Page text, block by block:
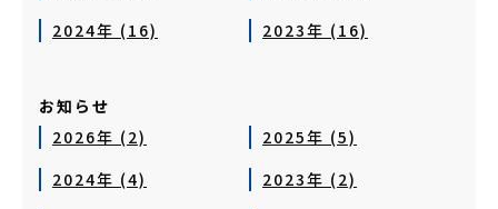
2024年 (16)
2023年 (16)
お知らせ
2026年 (2)
2025年 (5)
2024年 (4)
2023年 (2)